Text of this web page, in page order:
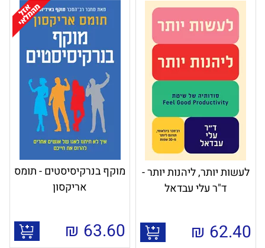
לעשות יותר, ליהנות יותר -
ד"ר עלי עבדאל
62.40
₪
מוקף בנרקיסיסטים - תומס
אריקסון
63.60
₪